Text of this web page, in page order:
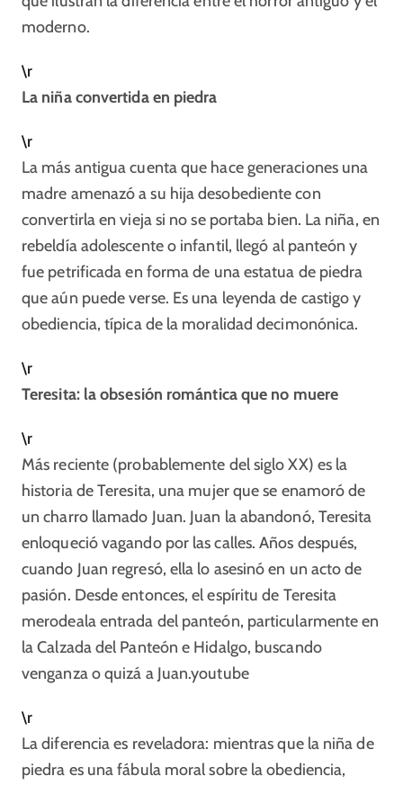
moderno.
\r
La niña convertida en piedra
\r
La más antigua cuenta que hace generaciones una
madre amenazó a su hija desobediente con
convertirla en vieja si no se portaba bien. La niña, en
rebeldía adolescente o infantil, llegó al panteón y
fue petrificada en forma de una estatua de piedra
que aún puede verse. Es una leyenda de castigo y
obediencia, típica de la moralidad decimonónica.​
\r
Teresita: la obsesión romántica que no muere
\r
Más reciente (probablemente del siglo XX) es la
historia de Teresita, una mujer que se enamoró de
un charro llamado Juan. Juan la abandonó, Teresita
enloqueció vagando por las calles. Años después,
cuando Juan regresó, ella lo asesinó en un acto de
pasión. Desde entonces, el espíritu de Teresita
merodeala entrada del panteón, particularmente en
la Calzada del Panteón e Hidalgo, buscando
venganza o quizá a Juan.youtube
\r
La diferencia es reveladora: mientras que la niña de
piedra es una fábula moral sobre la obediencia,